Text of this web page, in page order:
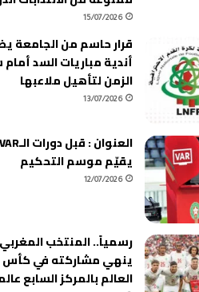
15/07/2026
قرار حاسم من الجامعة
أندية مباريات السد
الزمن لتأهيل ملاعبها
13/07/2026
يقيّم موسم التحكيم
12/07/2026
رسمياً.. المنتخب المغربي
ينهي مشاركته في كأس
العالم بالمركز السابع